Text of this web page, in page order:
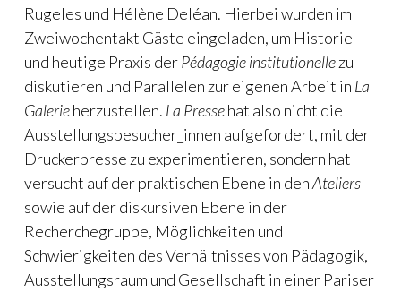
Rugeles und Hélène Deléan. Hierbei wurden im
Zweiwochentakt Gäste eingeladen, um Historie
und heutige Praxis derPédagogie institutionellezu
diskutieren und Parallelen zur eigenen Arbeit in La
Galerieherzustellen. La Pressehat also nicht die
Ausstellungsbesucher_innen aufgefordert, mit der
Druckerpresse zu experimentieren, sondern hat
versucht auf der praktischen Ebene in denAteliers
sowie auf der diskursiven Ebene in der
Recherchegruppe, Möglichkeiten und
Schwierigkeiten des Verhältnisses von Pädagogik,
Ausstellungsraum und Gesellschaft in einer Pariser